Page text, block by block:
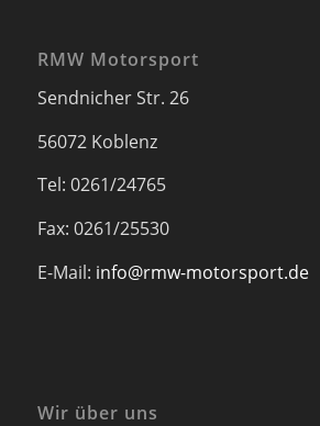
RMW Motorsport
Sendnicher Str. 26
56072 Koblenz
Tel: 0261/24765
Fax: 0261/25530
E-Mail: info@rmw-motorsport.de
Wir über uns